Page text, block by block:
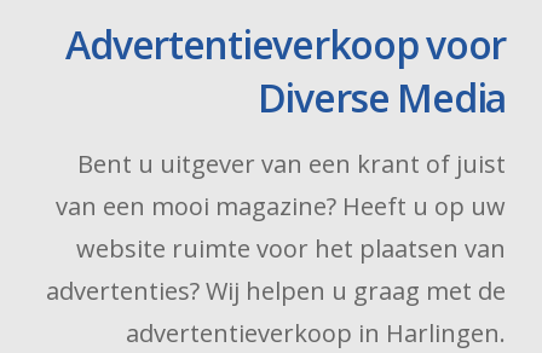
Advertentieverkoop voor
Diverse Media
Bent u uitgever van een krant of juist
van een mooi magazine? Heeft u op uw
website ruimte voor het plaatsen van
advertenties? Wij helpen u graag met de
advertentieverkoop in Harlingen.